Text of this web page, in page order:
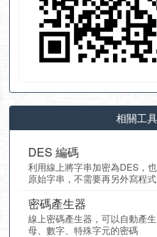
相關工具
DES 編碼
利用線上將字串加密為DES，
原始字串，不需要再另外寫程式
密碼產生器
線上密碼產生器，可以自動產
母、數字、特殊字元的密碼